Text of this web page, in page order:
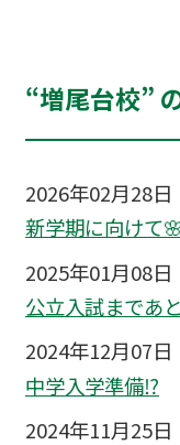
“増尾台校”
2026年02月28日
新学期に向けて🌸
2025年01月08日
公立入試まであ
2024年12月07日
中学入学準備⁉
2024年11月25日